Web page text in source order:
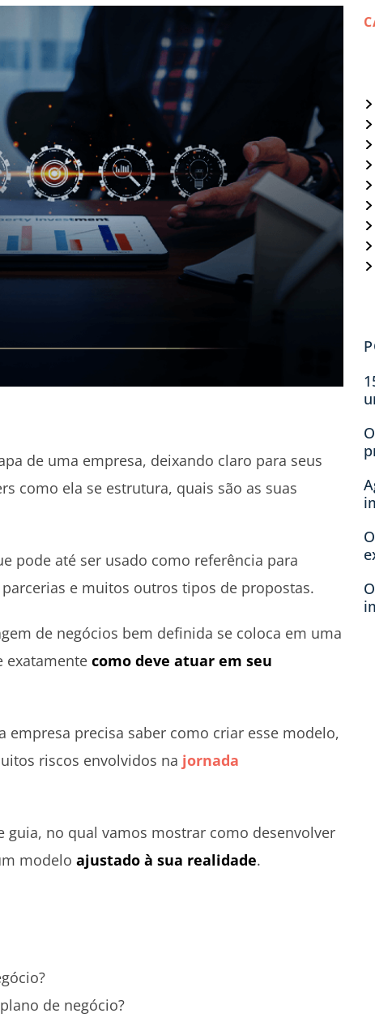
de uma empresa, deixando claro para seus
como ela se estrutura, quais são as suas
pode até ser usado como referência para
e muitos outros tipos de propostas.
de negócios bem definida se coloca em uma
exatamente como deve atuar em seu
empresa precisa saber como criar esse modelo,
riscos envolvidos na jornada
guia, no qual vamos mostrar como desenvolver
modelo ajustado à sua realidade.
de negócio?